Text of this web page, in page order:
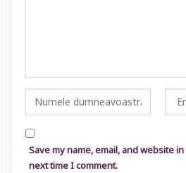
Save my name, email, and website
next time I comment.